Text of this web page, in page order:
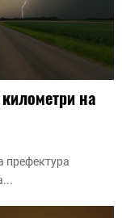
на
префектура